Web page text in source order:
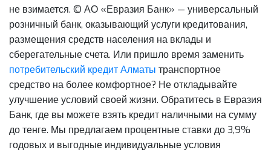
не взимается. © АО «Евразия Банк» — универсальный
розничный банк, оказывающий услуги кредитования,
размещения средств населения на вклады и
сберегательные счета. Или пришло время заменить
потребительский кредит Алматы транспортное
средство на более комфортное? Не откладывайте
улучшение условий своей жизни. Обратитесь в Евразия
Банк, где вы можете взять кредит наличными на сумму
до тенге. Мы предлагаем процентные ставки до 3,9%
годовых и выгодные индивидуальные условия